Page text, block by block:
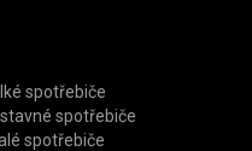
spotřebiče
spotřebiče
spotřebiče